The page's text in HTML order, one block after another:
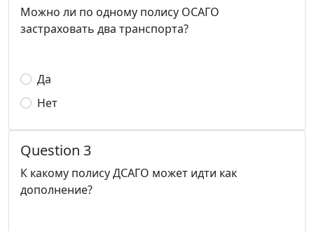
Можно ли по одному полису ОСАГО
застраховать два транспорта?
Да
Нет
Question 3
К какому полису ДСАГО может идти как
дополнение?